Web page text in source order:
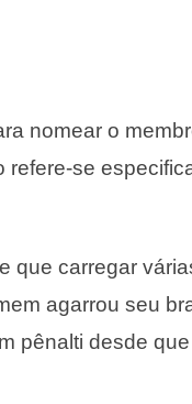
nomear o
refere-se
que carregar
agarrou seu
pênalti desde